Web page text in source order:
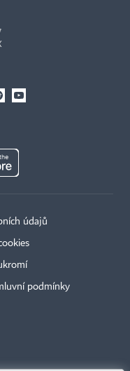
údajů
podmínky